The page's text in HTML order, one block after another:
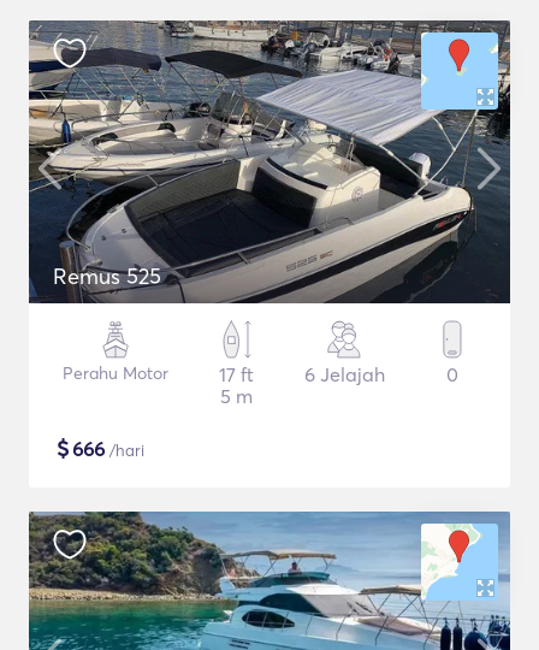
Remus 525
Perahu Motor
17 ft
5 m
6 Jelajah 0
$666 /hari